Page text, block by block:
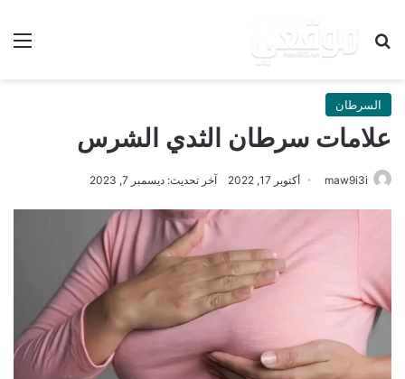
بحث عن
السرطان
علامات سرطان الثدي الشرس
maw9i3i أكتوبر 17, 2022 آخر تحديث: ديسمبر 7, 2023